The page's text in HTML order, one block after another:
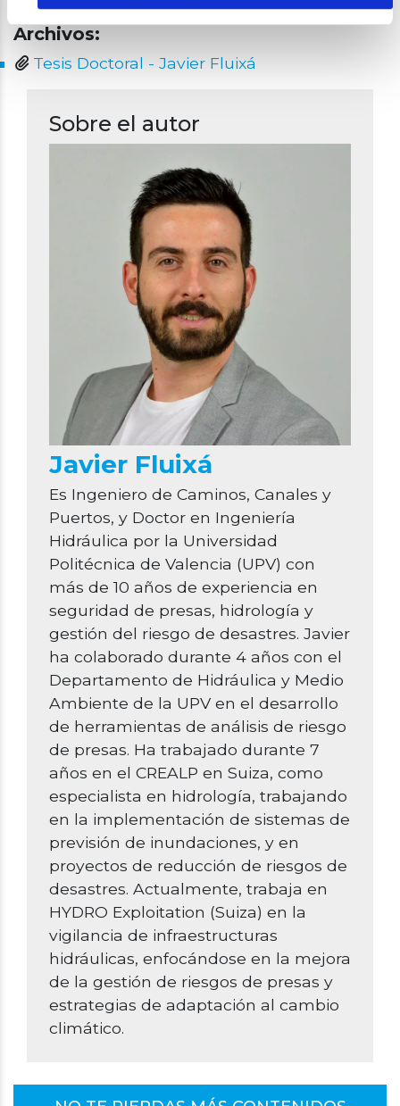
Archivos:
Tesis Doctoral - Javier Fluixá
Sobre el autor
Javier Fluixá
Es Ingeniero de Caminos, Canales y
Puertos, y Doctor en Ingeniería
Hidráulica por la Universidad
Politécnica de Valencia (UPV) con
más de 10 años de experiencia en
seguridad de presas, hidrología y
gestión del riesgo de desastres. Javier
ha colaborado durante 4 años con el
Departamento de Hidráulica y Medio
Ambiente de la UPV en el desarrollo
de herramientas de análisis de riesgo
de presas. Ha trabajado durante 7
años en el CREALP en Suiza, como
especialista en hidrología, trabajando
en la implementación de sistemas de
previsión de inundaciones, y en
proyectos de reducción de riesgos de
desastres. Actualmente, trabaja en
HYDRO Exploitation (Suiza) en la
vigilancia de infraestructuras
hidráulicas, enfocándose en la mejora
de la gestión de riesgos de presas y
estrategias de adaptación al cambio
climático.